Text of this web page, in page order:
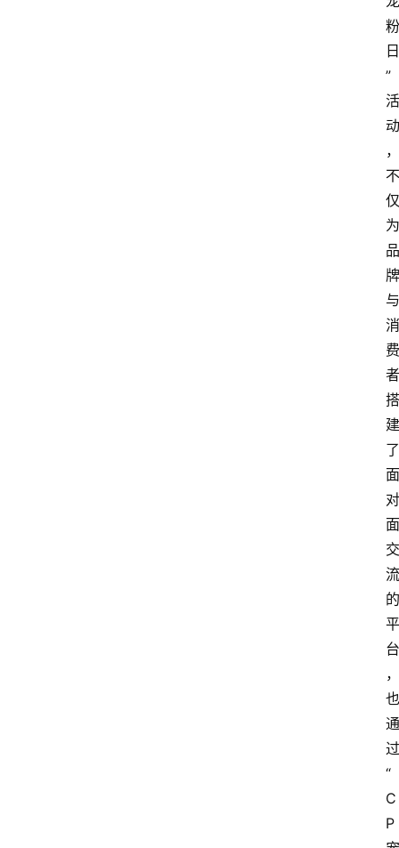
粉
日
”
活
动
，
不
仅
为
品
牌
与
消
费
者
搭
建
了
面
对
面
交
流
的
平
台
，
也
通
过
“
C
P